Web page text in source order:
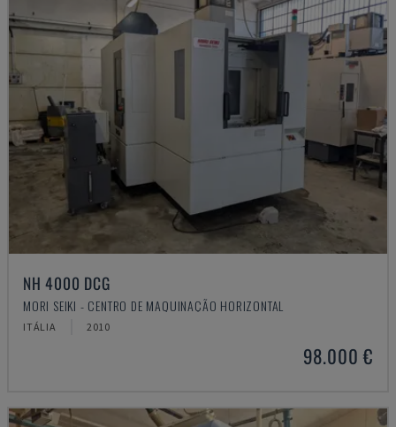
NH 4000 DCG
MORI SEIKI - CENTRO DE MAQUINAÇÃO HORIZONTAL
ITÁLIA 2010
98.000 €